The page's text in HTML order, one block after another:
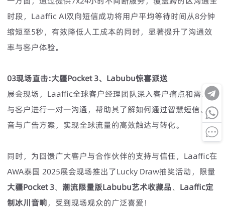
时段，Laaffic AI双向短信成功将用户平均等待时间从8分钟
缩短至5秒，有效降低人工成本的同时，显著提升了沟通效
率与客户体验。
03现场直击:大疆Pocket 3、Labubu惊喜派送
展会现场，Laaffic全球客户经理团队深入客户痛点和需求，
与客户进行一对一沟通，帮助其了解如何通过智慧短信、语
音与广告方案，实现全球流量的高效触达与转化。
同时，为回馈广大客户与合作伙伴的支持与信任，Laaffic在
AWA泰国 2025展会现场推出了Lucky Draw抽奖活动，限量
大疆Pocket 3、 潮流限量版Labubu艺术收藏品、 Laaffic定
制冰川音响，受到现场观众的广泛喜爱！